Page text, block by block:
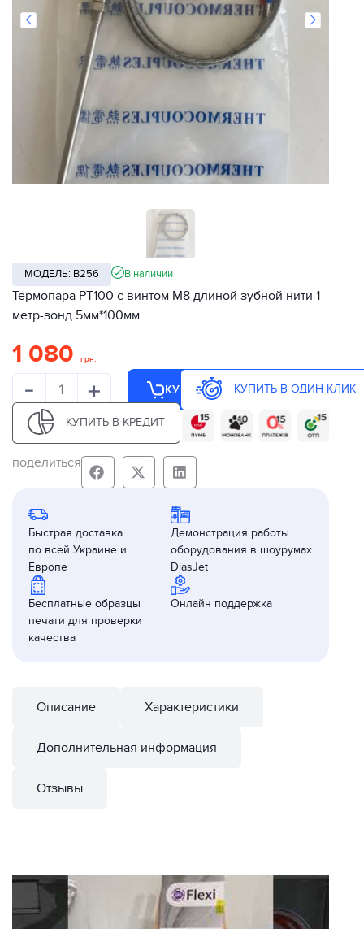
МОДЕЛЬ: B256 В наличии
Термопара PT100 с винтом M8 длиной зубной нити 1
метр-зонд 5мм*100мм
1 080 грн.
- + КУПИТЬ КУПИТЬ В ОДИН КЛИК
КУПИТЬ В КРЕДИТ
поделиться
Быстрая доставка
по всей Украине и
Европе
Демонстрация работы
оборудования в шоурумах
DiasJet
Бесплатные образцы
печати для проверки
качества
Онлайн поддержка
Описание Характеристики
Дополнительная информация
Отзывы